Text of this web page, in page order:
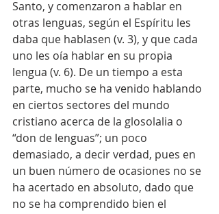
Santo, y comenzaron a hablar en
otras lenguas, según el Espíritu les
daba que hablasen (v. 3), y que cada
uno les oía hablar en su propia
lengua (v. 6). De un tiempo a esta
parte, mucho se ha venido hablando
en ciertos sectores del mundo
cristiano acerca de la glosolalia o
“don de lenguas”; un poco
demasiado, a decir verdad, pues en
un buen número de ocasiones no se
ha acertado en absoluto, dado que
no se ha comprendido bien el